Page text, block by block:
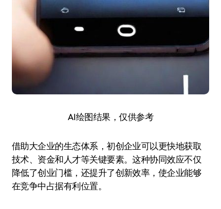
AI绘图结果，仅供参考
借助大企业的生态体系，初创企业可以更快地获取
技术、资金和人才等关键要素。这种协同效应不仅
降低了创业门槛，还提升了创新效率，使企业能够
在竞争中占据有利位置。